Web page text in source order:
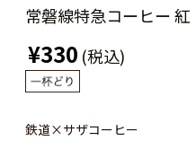
常磐線特急コーヒー 紅
¥330 (税込)
鉄道×サザコーヒー